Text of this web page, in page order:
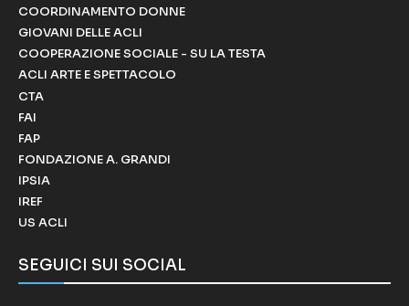
COORDINAMENTO DONNE
GIOVANI DELLE ACLI
COOPERAZIONE SOCIALE - SU LA TESTA
ACLI ARTE E SPETTACOLO
CTA
FAI
FAP
FONDAZIONE A. GRANDI
IPSIA
IREF
US ACLI
SEGUICI SUI SOCIAL